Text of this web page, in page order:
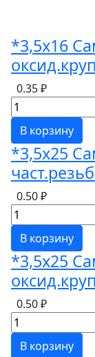
*3,5х16
0.35 ₽
В корзину
*3,5х25
0.50 ₽
В корзину
*3,5х25
0.50 ₽
В корзину